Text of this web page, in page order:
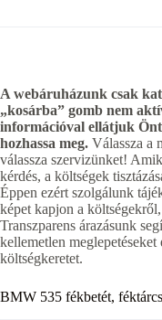
A webáruházunk csak
„kosárba” gomb nem
információval ellátjuk
hozhassa meg. Válassza a
válassza szervizünket!
kérdés, a költségek
Éppen ezért szolgálunk
képet kapjon a
Transzparens árazásunk
kellemetlen meglepetéseket
költségkeretet.
BMW 535 fékbetét,